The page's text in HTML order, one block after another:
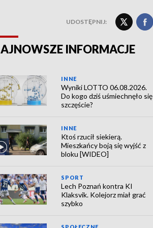
UDOSTĘPNIJ:
INFORMACJE
INNE
Wyniki LOTTO 06.08.2026.
Do kogo dziś uśmiechnęło się
szczęście?
INNE
Ktoś rzucił siekierą.
Mieszkańcy boją się wyjść z
bloku [WIDEO]
SPORT
Lech Poznań kontra KI
Klaksvik. Kolejorz miał grać
szybko